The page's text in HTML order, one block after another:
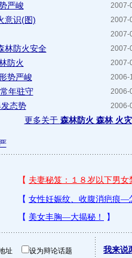
2007-
严峻
2007-
意识(图)
2007-
2007-
林防火安全
2007-
防火
2006-
势严峻
2006-
年驻守
2006-
态势
更多关于 森林防火 森林 火灾
址 设为辩论话题 我来说